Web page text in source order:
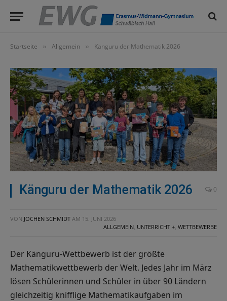
Startseite » Allgemein » Känguru der Mathematik 2026
Känguru der Mathematik 2026 0
VON JOCHEN SCHMIDT AM 15. JUNI 2026
ALLGEMEIN, UNTERRICHT +, WETTBEWERBE
Der Känguru-Wettbewerb ist der größte
Mathematikwettbewerb der Welt. Jedes Jahr im März
lösen Schülerinnen und Schüler in über 90 Ländern
gleichzeitig knifflige Mathematikaufgaben im